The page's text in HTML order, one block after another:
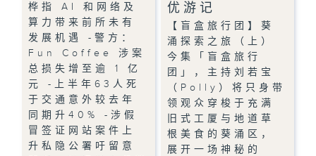
桦指 AI 和网络及
算力带来前所未有
发展机遇 -警方：
Fun Coffee 涉案
总损失增至逾 1 亿
元 -上半年63人死
于交通意外较去年
同期升40% -涉假
冒签证网站案件上
升私隐公署吁留意
优游记
【盲盒旅行团】葵
涌探索之旅（上）
今集「盲盒旅行
团」，主持刘若宝
（Polly）将只身带
领观众穿梭于充满
旧式工厦与地道草
根美食的葵涌区，
展开一场神秘的